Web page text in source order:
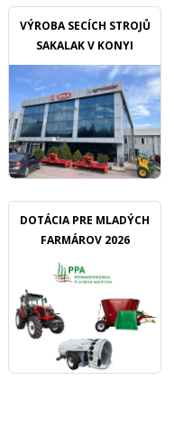
VÝROBA SECÍCH STROJŮ
SAKALAK V KONYI
DOTÁCIA PRE MLADÝCH
FARMÁROV 2026